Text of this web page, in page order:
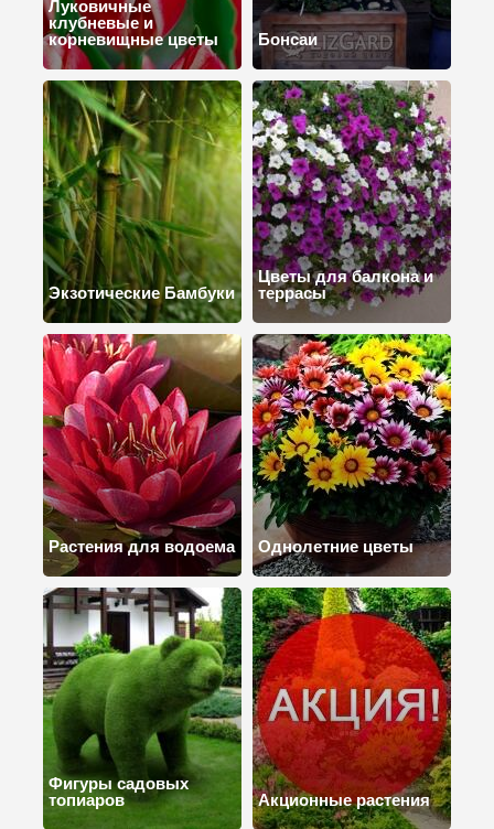
Луковичные
клубневые и
корневищные цветы
Бонсаи
Экзотические Бамбуки
Цветы для балкона и
террасы
Растения для водоема Однолетние цветы
Фигуры садовых
топиаров
Акционные растения